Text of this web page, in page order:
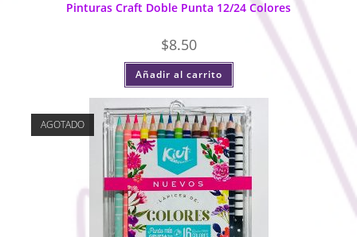
Pinturas Craft Doble Punta 12/24 Colores
$8.50
Añadir al carrito
AGOTADO